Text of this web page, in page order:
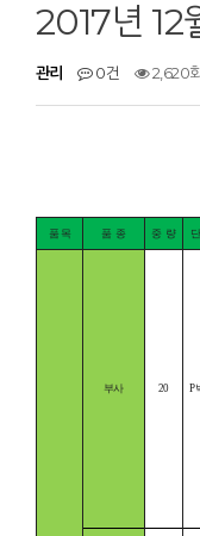
2017년 12
관리 0건 2,620회
품 목 품 종 중 량 단
부사 20 P